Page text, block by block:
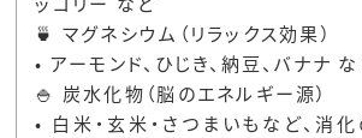
🍵 マグネシウム（リラックス効果）
• アーモンド、ひじき、納豆、バナナ
🍚 炭水化物（脳のエネルギー源）
• 白米・玄米・さつまいもなど、消